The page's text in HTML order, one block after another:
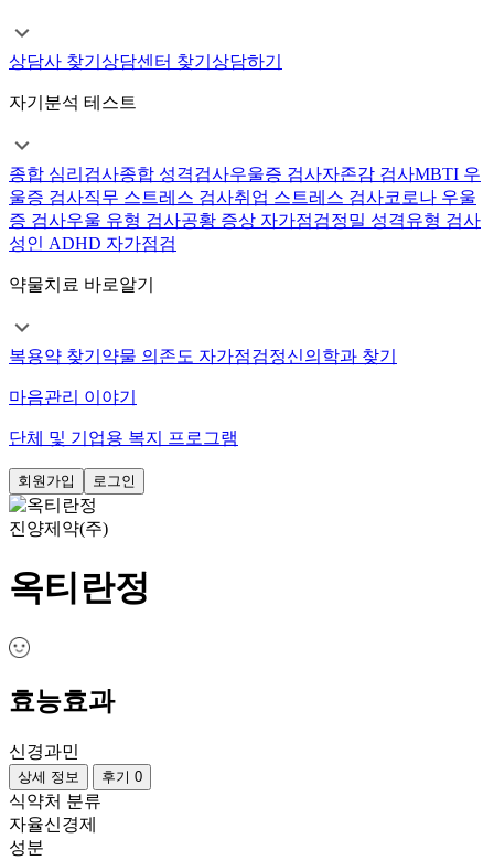
상담사 찾기 상담센터 찾기 상담하기
자기분석 테스트
종합 심리검사종합 성격검사우울증 검사자존감 검사MBTI 우
울증 검사직무 스트레스 검사취업 스트레스 검사코로나 우울
증 검사우울 유형 검사공황 증상 자가점검정밀 성격유형 검사
성인 ADHD 자가점검
약물치료 바로알기
복용약 찾기 약물 의존도 자가점검정신의학과 찾기
마음관리 이야기
단체 및 기업용 복지 프로그램
회원가입 로그인
진양제약(주)
옥티란정
효능효과
신경과민
상세 정보 후기 0
식약처 분류
자율신경제
성분